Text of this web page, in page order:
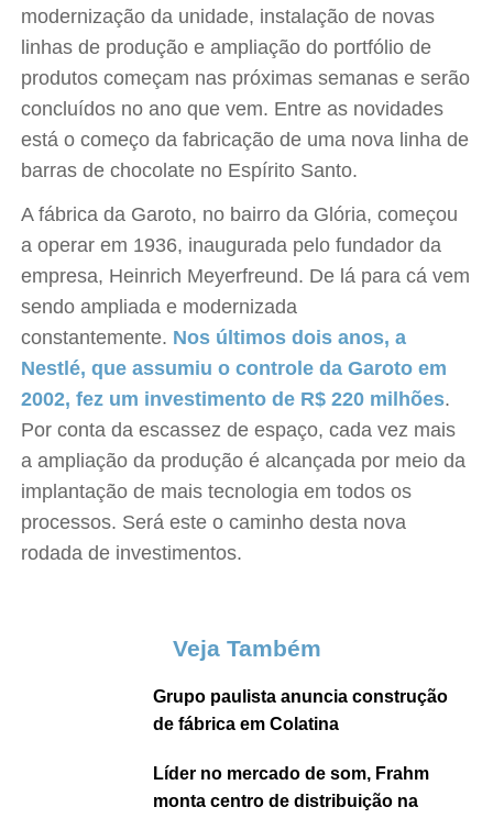
modernização da unidade, instalação de novas
linhas de produção e ampliação do portfólio de
produtos começam nas próximas semanas e serão
concluídos no ano que vem. Entre as novidades
está o começo da fabricação de uma nova linha de
barras de chocolate no Espírito Santo.
A fábrica da Garoto, no bairro da Glória, começou
a operar em 1936, inaugurada pelo fundador da
empresa, Heinrich Meyerfreund. De lá para cá vem
sendo ampliada e modernizada
constantemente. Nos últimos dois anos, a
Nestlé, que assumiu o controle da Garoto em
2002, fez um investimento de R$ 220 milhões.
Por conta da escassez de espaço, cada vez mais
a ampliação da produção é alcançada por meio da
implantação de mais tecnologia em todos os
processos. Será este o caminho desta nova
rodada de investimentos.
Veja Também
Grupo paulista anuncia construção
de fábrica em Colatina
Líder no mercado de som, Frahm
monta centro de distribuição na